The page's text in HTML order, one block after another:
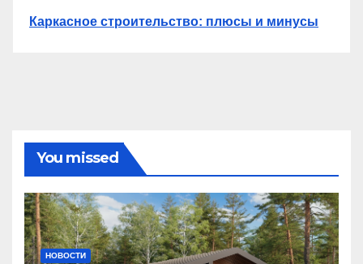
Каркасное строительство: плюсы и минусы
You missed
НОВОСТИ